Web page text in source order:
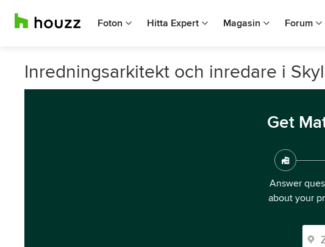
Foton Hitta Expert Magasin Forum
Inredningsarkitekt och inredare i
Get
Answer
about your